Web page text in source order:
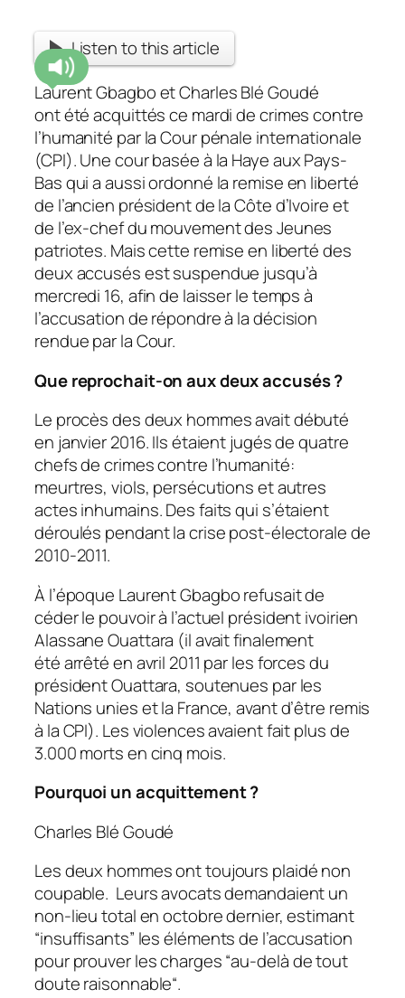
Listen to this article
Laurent Gbagbo et Charles Blé Goudé
ont été acquittés ce mardi de crimes contre
l’humanité par la Cour pénale internationale
(CPI). Une cour basée à la Haye aux Pays-
Bas qui a aussi ordonné la remise en liberté
de l’ancien président de la Côte d’Ivoire et
de l’ex-chef du mouvement des Jeunes
patriotes. Mais cette remise en liberté des
deux accusés est suspendue jusqu’à
mercredi 16, afin de laisser le temps à
l’accusation de répondre à la décision
rendue par la Cour.
Que reprochait-on aux deux accusés ?
Le procès des deux hommes avait débuté
en janvier 2016. Ils étaient jugés de quatre
chefs de crimes contre l’humanité:
meurtres, viols, persécutions et autres
actes inhumains. Des faits qui s’étaient
déroulés pendant la crise post-électorale de
2010-2011.
À l’époque Laurent Gbagbo refusait de
céder le pouvoir à l’actuel président ivoirien
Alassane Ouattara (il avait finalement
été arrêté en avril 2011 par les forces du
président Ouattara, soutenues par les
Nations unies et la France, avant d’être remis
à la CPI). Les violences avaient fait plus de
3.000 morts en cinq mois.
Pourquoi un acquittement ?
Charles Blé Goudé
Les deux hommes ont toujours plaidé non
coupable. Leurs avocats demandaient un
non-lieu total en octobre dernier, estimant
“insuffisants” les éléments de l’accusation
pour prouver les charges “au-delà de tout
doute raisonnable“.